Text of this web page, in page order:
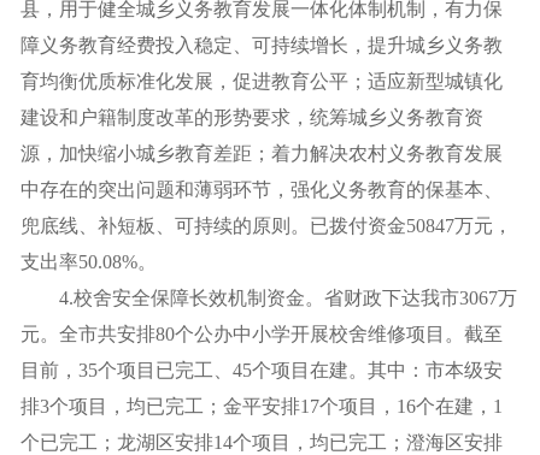
县，用于健全城乡义务教育发展一体化体制机制，有力保
障义务教育经费投入稳定、可持续增长，提升城乡义务教
育均衡优质标准化发展，促进教育公平；适应新型城镇化
建设和户籍制度改革的形势要求，统筹城乡义务教育资
源，加快缩小城乡教育差距；着力解决农村义务教育发展
中存在的突出问题和薄弱环节，强化义务教育的保基本、
兜底线、补短板、可持续的原则。已拨付资金50847万元，
支出率50.08%。
4.校舍安全保障长效机制资金。省财政下达我市3067万
元。全市共安排80个公办中小学开展校舍维修项目。截至
目前，35个项目已完工、45个项目在建。其中：市本级安
排3个项目，均已完工；金平安排17个项目，16个在建，1
个已完工；龙湖区安排14个项目，均已完工；澄海区安排